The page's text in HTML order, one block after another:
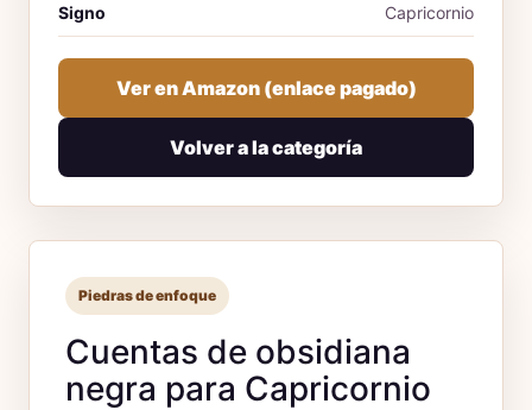
Signo Capricornio
Ver en Amazon (enlace pagado)
Volver a la categoría
Piedras de enfoque
Cuentas de obsidiana
negra para Capricornio